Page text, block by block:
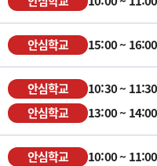
안심학교 15:00 ~ 16:00
안심학교 10:30 ~ 11:30
안심학교
13:00 ~ 14:00
안심학교 10:00 ~ 11:00